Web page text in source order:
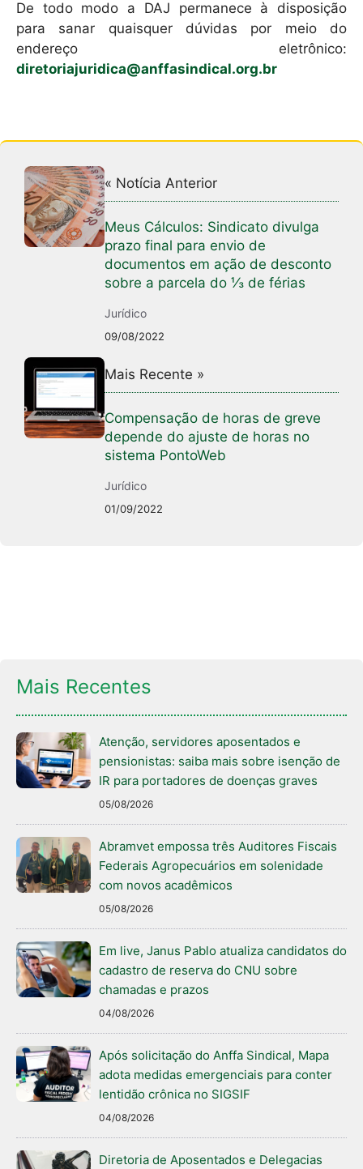
De todo modo a DAJ permanece à disposição
para sanar quaisquer dúvidas por meio do
endereço eletrônico:
diretoriajuridica@anffasindical.org.br
« Notícia Anterior
Meus Cálculos: Sindicato divulga
prazo final para envio de
documentos em ação de desconto
sobre a parcela do ⅓ de férias
Jurídico
09/08/2022
Mais Recente »
Compensação de horas de greve
depende do ajuste de horas no
sistema PontoWeb
Jurídico
01/09/2022
Mais Recentes
Atenção, servidores aposentados e
pensionistas: saiba mais sobre isenção de
IR para portadores de doenças graves
05/08/2026
Abramvet empossa três Auditores Fiscais
Federais Agropecuários em solenidade
com novos acadêmicos
05/08/2026
Em live, Janus Pablo atualiza candidatos do
cadastro de reserva do CNU sobre
chamadas e prazos
04/08/2026
Após solicitação do Anffa Sindical, Mapa
adota medidas emergenciais para conter
lentidão crônica no SIGSIF
04/08/2026
Diretoria de Aposentados e Delegacias